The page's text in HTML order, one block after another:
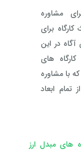
مشاوره
برای
آگاه در این
های
با مشاوره
تمام ابعاد
های مبدل ارز